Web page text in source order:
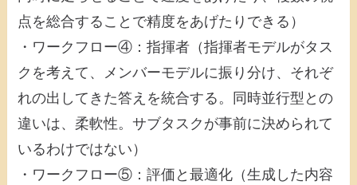
点を総合することで精度をあげたりできる）
・ワークフロー④：指揮者（指揮者モデルがタス
クを考えて、メンバーモデルに振り分け、それぞ
れの出してきた答えを統合する。同時並行型との
違いは、柔軟性。サブタスクが事前に決められて
いるわけではない）
・ワークフロー⑤：評価と最適化（生成した内容